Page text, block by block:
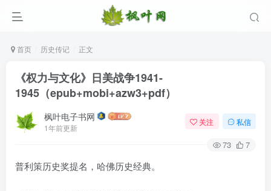
首页 历史传记 正文
《权力与文化》日美战争1941-
1945（epub+mobi+azw3+pdf）
枫叶电子书网
1年前更新
关注 私信
73 7
普利策历史奖提名，哈佛历史经典。